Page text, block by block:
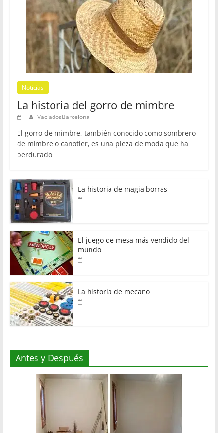
Noticias
La historia del gorro de mimbre
VaciadosBarcelona
El gorro de mimbre, también conocido como sombrero
de mimbre o canotier, es una pieza de moda que ha
perdurado
La historia de magia borras
El juego de mesa más vendido del
mundo
La historia de mecano
Antes y Después